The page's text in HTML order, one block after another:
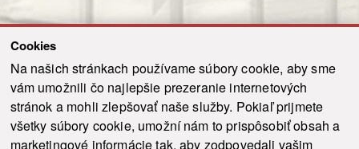
Cookies
Na našich stránkach používame súbory cookie, aby sme
vám umožnili čo najlepšie prezeranie internetových
stránok a mohli zlepšovať naše služby. Pokiaľ prijmete
všetky súbory cookie, umožní nám to prispôsobiť obsah a
marketingové informácie tak, aby zodpovedali vašim